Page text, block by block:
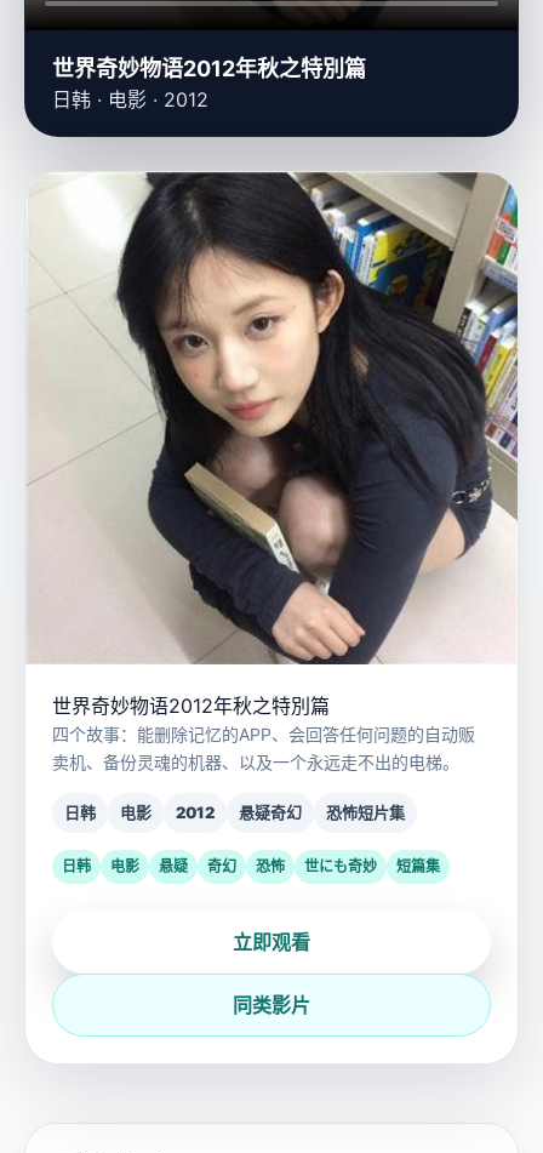
世界奇妙物语2012年秋之特別篇
日韩 · 电影 · 2012
世界奇妙物语2012年秋之特別篇
四个故事：能删除记忆的APP、会回答任何问题的自动贩
卖机、备份灵魂的机器、以及一个永远走不出的电梯。
日韩 电影 2012 悬疑奇幻 恐怖短片集
日韩 电影 悬疑 奇幻 恐怖 世にも奇妙 短篇集
立即观看
同类影片